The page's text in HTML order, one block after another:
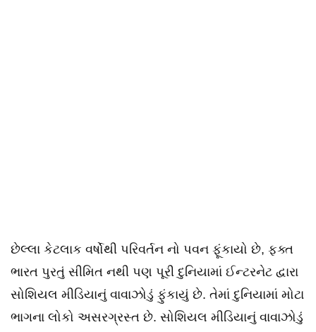
છેલ્લા કેટલાક વર્ષોથી પરિવર્તન નો પવન ફૂંકાયો છે, ફક્ત
ભારત પુરતું સીમિત નથી પણ પૂરી દુનિયામાં ઈન્ટરનેટ દ્વારા
સોશિયલ મીડિયાનું વાવાઝોડું ફુંકાયું છે. તેમાં દુનિયામાં મોટા
ભાગના લોકો અસરગ્રસ્ત છે. સોશિયલ મીડિયાનું વાવાઝોડું